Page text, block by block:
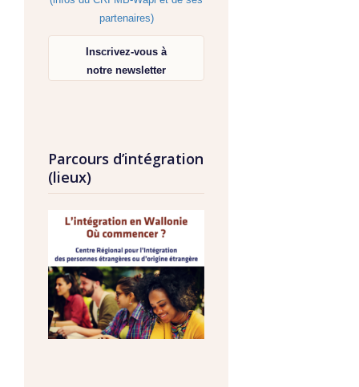
partenaires)
Inscrivez-vous à
notre newsletter
Parcours d’intégration
(lieux)